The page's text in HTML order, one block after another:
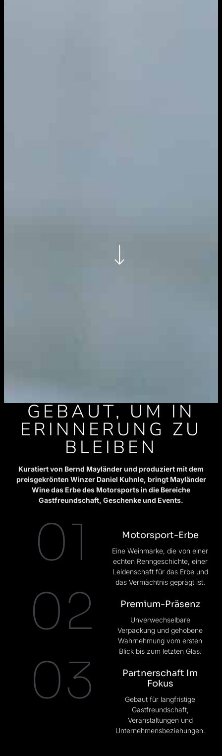
GEBAUT, UM IN
ERINNERUNG ZU
BLEIBEN
Kuratiert von Bernd Mayländer und produziert mit dem
preisgekrönten Winzer Daniel Kuhnle, bringt Mayländer
Wine das Erbe des Motorsports in die Bereiche
Gastfreundschaft, Geschenke und Events.
01 Motorsport-Erbe
Eine Weinmarke, die von einer
echten Renngeschichte, einer
Leidenschaft für das Erbe und
das Vermächtnis geprägt ist.
02 Premium-Präsenz
Unverwechselbare
Verpackung und gehobene
Wahrnehmung vom ersten
Blick bis zum letzten Glas.
03
Partnerschaft Im
Fokus
Gebaut für langfristige
Gastfreundschaft,
Veranstaltungen und
Unternehmensbeziehungen.